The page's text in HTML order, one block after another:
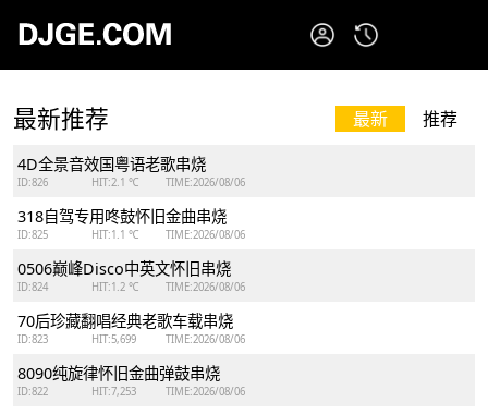
最新推荐
4D全景音效国粤语老歌串烧
ID:826 HIT:2.1 ℃ TIME:2026/08/06
318自驾专用咚鼓怀旧金曲串烧
ID:825 HIT:1.1 ℃ TIME:2026/08/06
0506巅峰Disco中英文怀旧串烧
ID:824 HIT:1.2 ℃ TIME:2026/08/06
70后珍藏翻唱经典老歌车载串烧
ID:823 HIT:5,699 TIME:2026/08/06